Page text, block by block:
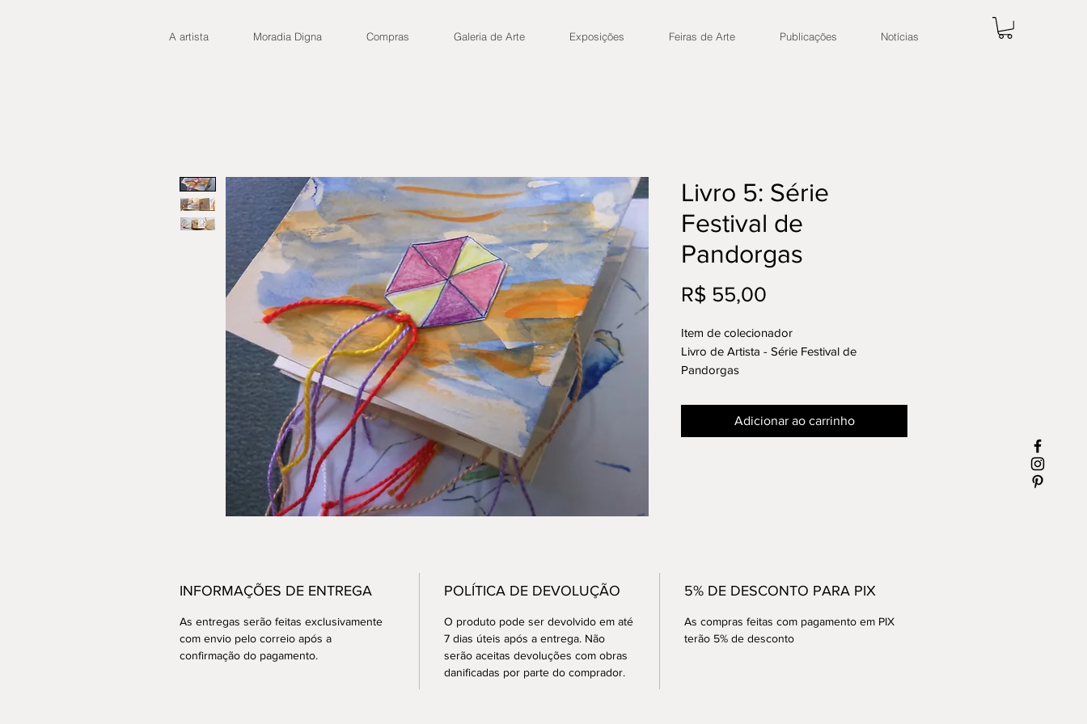
A artista Moradia Digna Compras Galeria de Arte Exposições Feiras de Arte Publicações Notícias
Livro 5: Série
Festival de
Pandorgas
R$ 55,00
Item de colecionador
Livro de Artista - Série Festival de
Pandorgas
Edição Única
Adicionar ao carrinho
INFORMAÇÕES DE ENTREGA
As entregas serão feitas exclusivamente
com envio pelo correio após a
confirmação do pagamento.
POLÍTICA DE DEVOLUÇÃO
O produto pode ser devolvido em até
7 dias úteis após a entrega. Não
serão aceitas devoluções com obras
danificadas por parte do comprador.
5% DE DESCONTO PARA PIX
As compras feitas com pagamento em PIX
terão 5% de desconto